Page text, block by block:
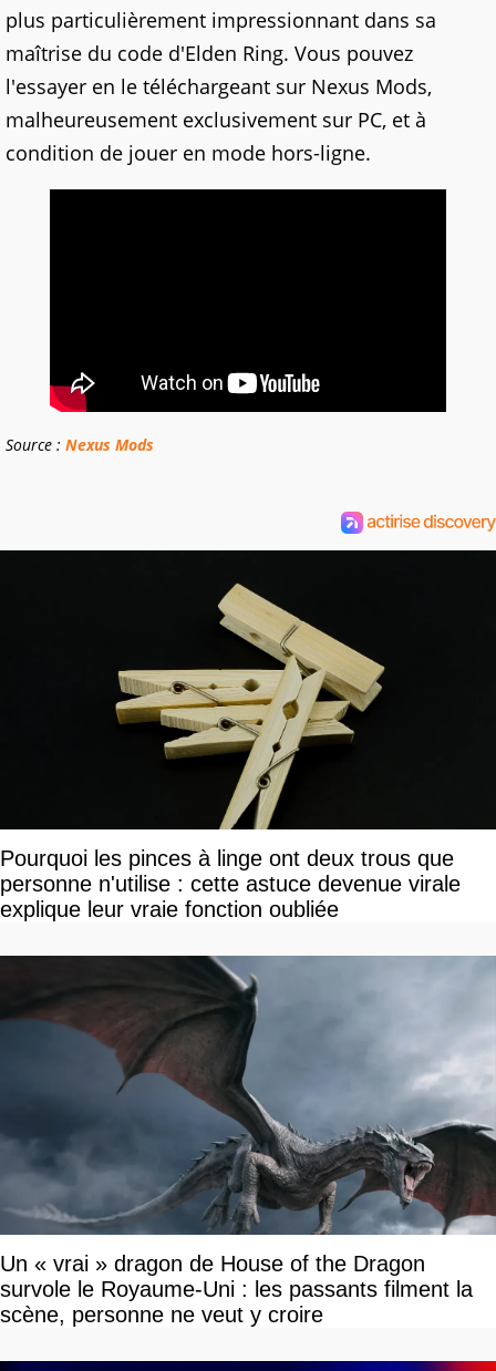
plus particulièrement impressionnant dans sa
maîtrise du code d'Elden Ring. Vous pouvez
l'essayer en le téléchargeant sur Nexus Mods,
malheureusement exclusivement sur PC, et à
condition de jouer en mode hors-ligne.
Source : Nexus Mods
Pourquoi les pinces à linge ont deux trous que
personne n'utilise : cette astuce devenue virale
explique leur vraie fonction oubliée
Un « vrai » dragon de House of the Dragon
survole le Royaume-Uni : les passants filment la
scène, personne ne veut y croire